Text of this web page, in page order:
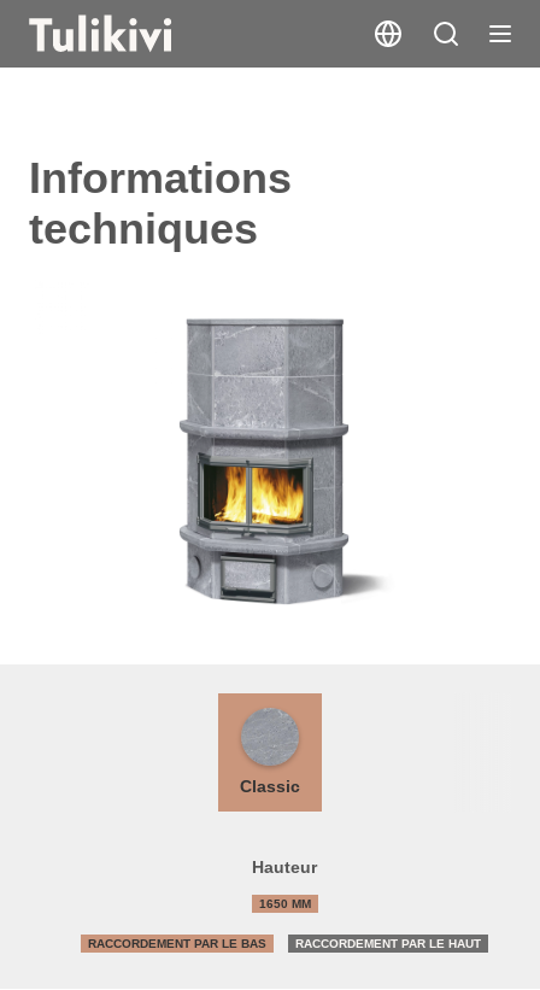
Informations
techniques
Classic
Hauteur
1650 MM
RACCORDEMENT PAR LE BAS RACCORDEMENT PAR LE HAUT